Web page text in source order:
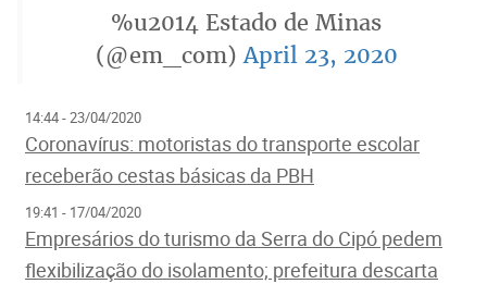
%u2014 Estado de Minas
(@em_com)April 23, 2020
14:44 - 23/04/2020
Coronavírus: motoristas do transporte escolar
receberão cestas básicas da PBH
19:41 - 17/04/2020
Empresários do turismo da Serra do Cipó pedem
flexibilização do isolamento; prefeitura descarta